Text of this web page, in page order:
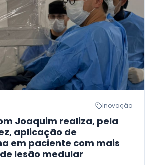
Inovação
Joaquim realiza, pela
aplicação de
em paciente com mais
lesão medular